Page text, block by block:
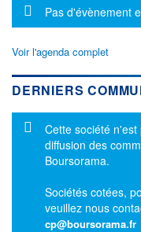
Message
Pas d'évènement
Voir l'agenda complet
DERNIERS
Message
Cette société
diffusion des
Boursorama.
Sociétés cotées,
veuillez nous
cp@boursorama.fr